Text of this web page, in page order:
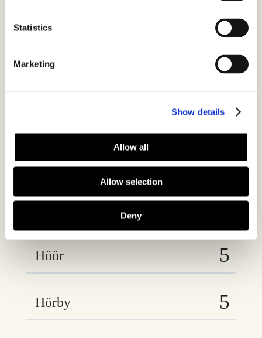
Statistics
Marketing
Show details
Allow all
Allow selection
Deny
Eslöv
Gävle
Hässleholm
Höör
Hörby